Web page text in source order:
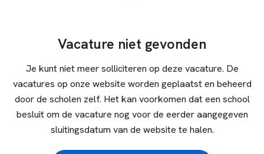
Vacature niet gevonden
Je kunt niet meer solliciteren op deze vacature. De
vacatures op onze website worden geplaatst en beheerd
door de scholen zelf. Het kan voorkomen dat een school
besluit om de vacature nog voor de eerder aangegeven
sluitingsdatum van de website te halen.